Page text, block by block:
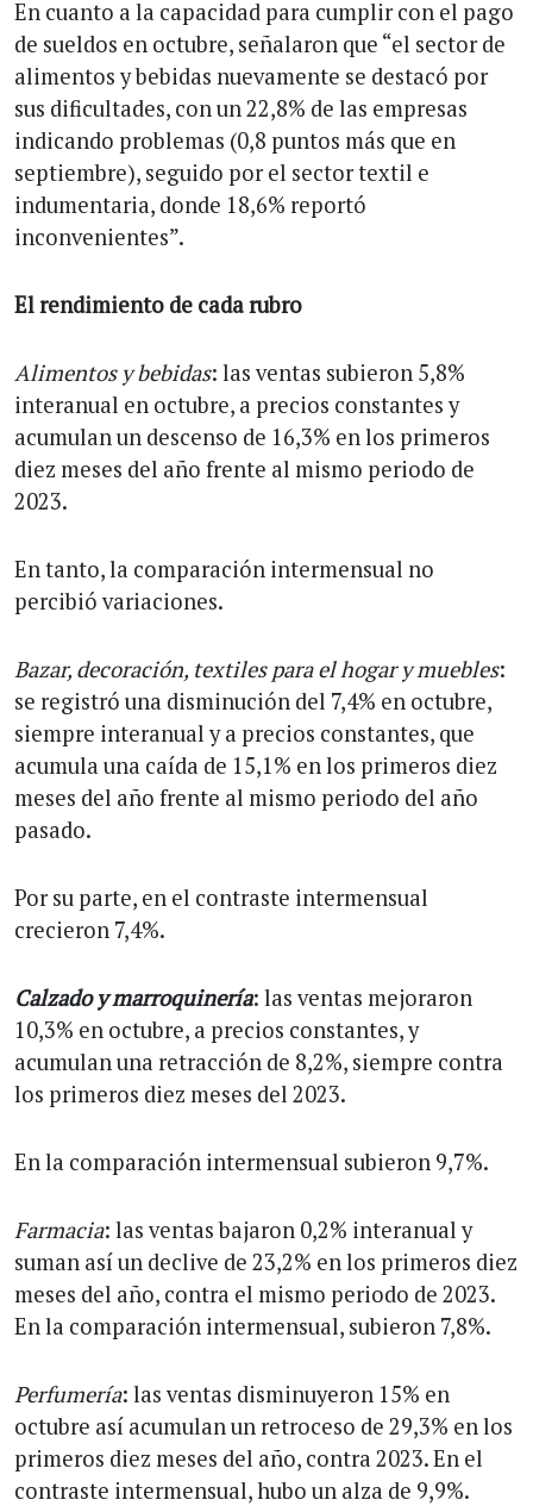
En cuanto a la capacidad para cumplir con el pago
de sueldos en octubre, señalaron que “el sector de
alimentos y bebidas nuevamente se destacó por
sus dificultades, con un 22,8% de las empresas
indicando problemas (0,8 puntos más que en
septiembre), seguido por el sector textil e
indumentaria, donde 18,6% reportó
inconvenientes”.
El rendimiento de cada rubro
Alimentos y bebidas: las ventas subieron 5,8%
interanual en octubre, a precios constantes y
acumulan un descenso de 16,3% en los primeros
diez meses del año frente al mismo periodo de
2023.
En tanto, la comparación intermensual no
percibió variaciones.
Bazar, decoración, textiles para el hogar y muebles:
se registró una disminución del 7,4% en octubre,
siempre interanual y a precios constantes, que
acumula una caída de 15,1% en los primeros diez
meses del año frente al mismo periodo del año
pasado.
Por su parte, en el contraste intermensual
crecieron 7,4%.
Calzado y marroquinería: las ventas mejoraron
10,3% en octubre, a precios constantes, y
acumulan una retracción de 8,2%, siempre contra
los primeros diez meses del 2023.
En la comparación intermensual subieron 9,7%.
Farmacia: las ventas bajaron 0,2% interanual y
suman así un declive de 23,2% en los primeros diez
meses del año, contra el mismo periodo de 2023.
En la comparación intermensual, subieron 7,8%.
Perfumería: las ventas disminuyeron 15% en
octubre así acumulan un retroceso de 29,3% en los
primeros diez meses del año, contra 2023. En el
contraste intermensual, hubo un alza de 9,9%.